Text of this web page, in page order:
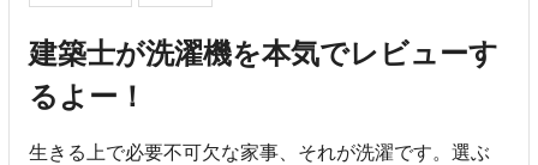
建築士が洗濯機を本気でレビューす
るよー！
生きる上で必要不可欠な家事、それが洗濯です。選ぶ